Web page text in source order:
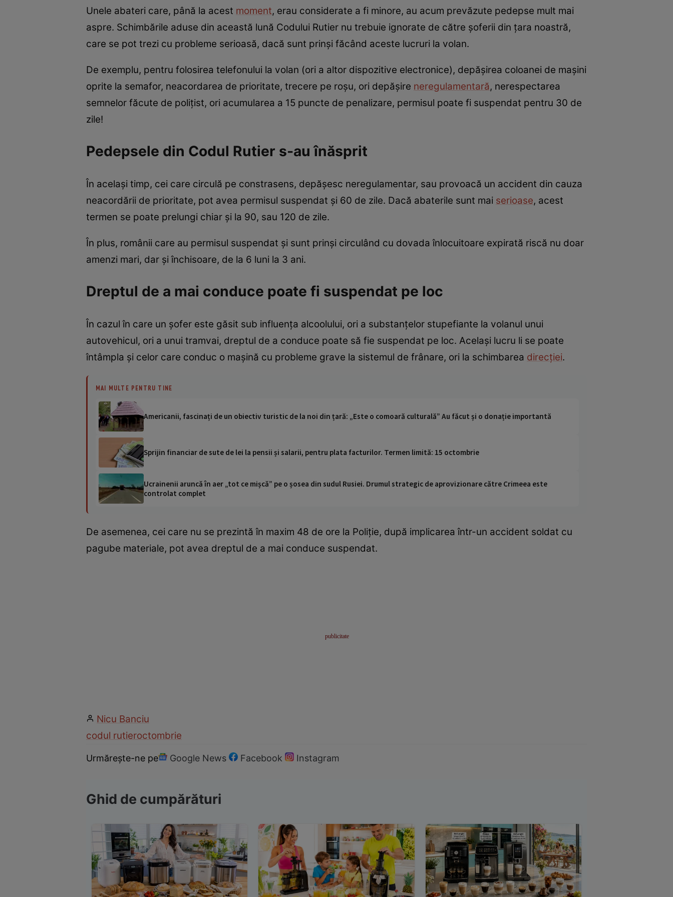
Unele abateri care, până la acest moment, erau considerate a fi minore, au acum prevăzute pedepse mult mai
aspre. Schimbările aduse din această lună Codului Rutier nu trebuie ignorate de către șoferii din țara noastră,
care se pot trezi cu probleme serioasă, dacă sunt prinși făcând aceste lucruri la volan.
De exemplu, pentru folosirea telefonului la volan (ori a altor dispozitive electronice), depășirea coloanei de mașini
oprite la semafor, neacordarea de prioritate, trecere pe roșu, ori depășire neregulamentară, nerespectarea
semnelor făcute de polițist, ori acumularea a 15 puncte de penalizare, permisul poate fi suspendat pentru 30 de
zile!
Pedepsele din Codul Rutier s-au înăsprit
În același timp, cei care circulă pe constrasens, depășesc neregulamentar, sau provoacă un accident din cauza
neacordării de prioritate, pot avea permisul suspendat și 60 de zile. Dacă abaterile sunt mai serioase, acest
termen se poate prelungi chiar și la 90, sau 120 de zile.
În plus, românii care au permisul suspendat și sunt prinși circulând cu dovada înlocuitoare expirată riscă nu doar
amenzi mari, dar și închisoare, de la 6 luni la 3 ani.
Dreptul de a mai conduce poate fi suspendat pe loc
În cazul în care un șofer este găsit sub influența alcoolului, ori a substanțelor stupefiante la volanul unui
autovehicul, ori a unui tramvai, dreptul de a conduce poate să fie suspendat pe loc. Același lucru li se poate
întâmpla și celor care conduc o mașină cu probleme grave la sistemul de frânare, ori la schimbarea direcției.
MAI MULTE PENTRU TINE
Americanii, fascinați de un obiectiv turistic de la noi din țară: „Este o comoară culturală” Au făcut și o donație importantă
Sprijin financiar de sute de lei la pensii și salarii, pentru plata facturilor. Termen limită: 15 octombrie
Ucrainenii aruncă în aer „tot ce mișcă” pe o șosea din sudul Rusiei. Drumul strategic de aprovizionare către Crimeea este
controlat complet
De asemenea, cei care nu se prezintă în maxim 48 de ore la Poliție, după implicarea într-un accident soldat cu
pagube materiale, pot avea dreptul de a mai conduce suspendat.
Nicu Banciu
codul rutieroctombrie
Urmărește-ne pe Google News Facebook Instagram
Ghid de cumpărături